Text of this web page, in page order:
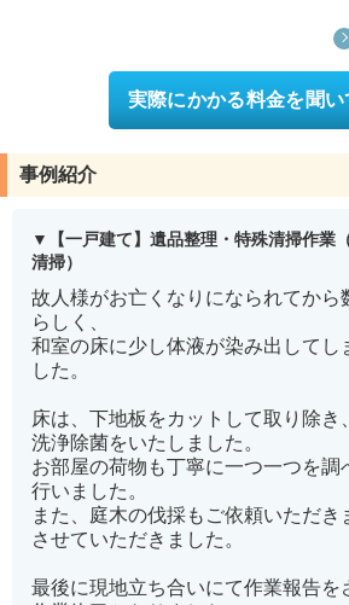
実際にかかる料金を聞い
事例紹介
【一戸建て】遺品整理・特殊清掃作業
清掃）
故人様がお亡くなりになられてから
らしく、
和室の床に少し体液が染み出してし
した。
床は、下地板をカットして取り除き
洗浄除菌をいたしました。
お部屋の荷物も丁寧に一つ一つを調
行いました。
また、庭木の伐採もご依頼いただき
させていただきました。
最後に現地立ち合いにて作業報告を